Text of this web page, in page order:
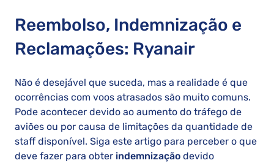
Reembolso, Indemnização e
Reclamações: Ryanair
Não é desejável que suceda, mas a realidade é que
ocorrências com voos atrasados são muito comuns.
Pode acontecer devido ao aumento do tráfego de
aviões ou por causa de limitações da quantidade de
staff disponível. Siga este artigo para perceber o que
deve fazer para obter indemnização devido